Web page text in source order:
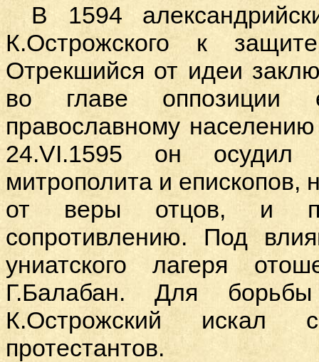
В 1594
К.Острожского к
Отрекшийся от идеи
во главе
православному
24.VI.1595 он осудил
митрополита и епископов,
от веры отцов, и
сопротивлению. Под
униатского лагеря
Г.Балабан. Для
К.Острожский искал
протестантов.